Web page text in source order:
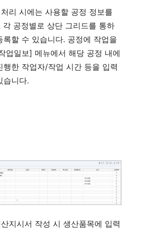
리 시에는 사용할 공정 정보를
각 공정별로 상단 그리드를 통하
록할 수 있습니다. 공정에 작업을
업일보] 메뉴에서 해당 공정 내에
행한 작업자/작업 시간 등을 입력
습니다.
지시서 작성 시 생산품목에 입력